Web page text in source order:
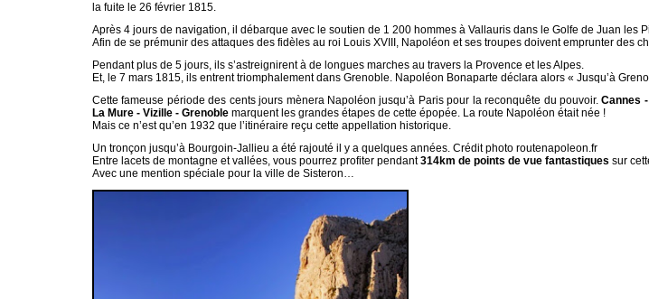
la fuite le 26 février 1815.
Après 4 jours de navigation, il débarque avec le soutien de 1 200 hommes à Vallauris dans le Golfe de Juan les
Afin de se prémunir des attaques des fidèles au roi Louis XVIII, Napoléon et ses troupes doivent emprunter des
Pendant plus de 5 jours, ils s’astreignirent à de longues marches au travers la Provence et les Alpes.
Et, le 7 mars 1815, ils entrent triomphalement dans Grenoble. Napoléon Bonaparte déclara alors « Jusqu’à
Cette fameuse période des cents jours mènera Napoléon jusqu’à Paris pour la reconquête du pouvoir.Cannes
La Mure - Vizille - Grenoble marquent les grandes étapes de cette épopée. La route Napoléon était née !
Mais ce n’est qu’en 1932 que l’itinéraire reçu cette appellation historique.
Un tronçon jusqu’à Bourgoin-Jallieu a été rajouté il y a quelques années. Crédit photo routenapoleon.fr
Entre lacets de montagne et vallées, vous pourrez profiter pendant314km de points de vue fantastiques sur
Avec une mention spéciale pour la ville de Sisteron…